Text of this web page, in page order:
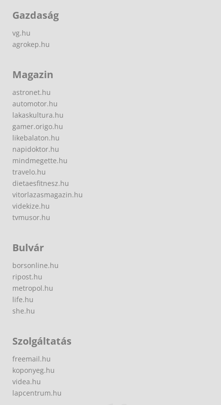
Gazdaság
vg.hu
agrokep.hu
Magazin
astronet.hu
automotor.hu
lakaskultura.hu
gamer.origo.hu
likebalaton.hu
napidoktor.hu
mindmegette.hu
travelo.hu
dietaesfitnesz.hu
vitorlazasmagazin.hu
videkize.hu
tvmusor.hu
Bulvár
borsonline.hu
ripost.hu
metropol.hu
life.hu
she.hu
Szolgáltatás
freemail.hu
koponyeg.hu
videa.hu
lapcentrum.hu